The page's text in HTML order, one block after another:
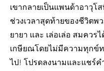
เขากลายเป็นแพนด้าอาวุโ
ช่วงเวลาสุดท้ายของชีวิตพ
ยายา และ เล่อเล่อ สมควร
เกษียณโดยไม่มีความทุกข์
ไป! โปรดลงนามและแชร์ค